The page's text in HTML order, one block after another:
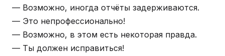
— Возможно, иногда отчёты задерживаются.
— Это непрофессионально!
— Возможно, в этом есть некоторая правда.
— Ты должен исправиться!